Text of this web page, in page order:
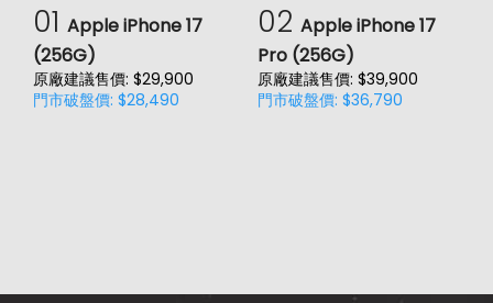
01 Apple iPhone 17
(256G)
原廠建議售價: $29,900
門市破盤價: $28,490
02 Apple iPhone 17
Pro (256G)
原廠建議售價: $39,900
門市破盤價: $36,790